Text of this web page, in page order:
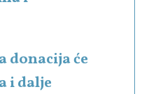
donacija će
i dalje